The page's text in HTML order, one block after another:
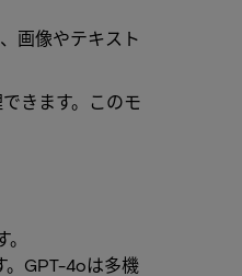
画像やテキスト
きます。このモ
。
。GPT-4oは多機